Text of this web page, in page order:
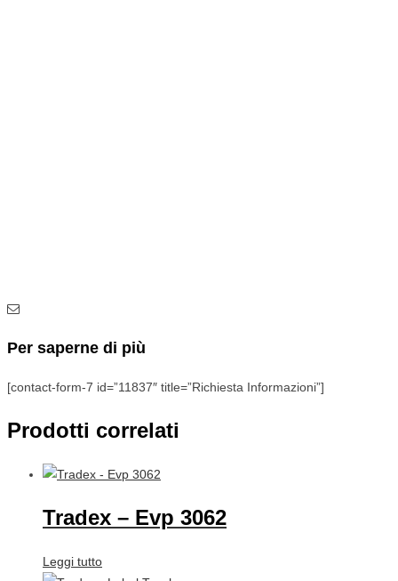
Per saperne di più
[contact-form-7 id=”11837″ title=”Richiesta Informazioni”]
Prodotti correlati
Tradex – Evp 3062
Leggi tutto